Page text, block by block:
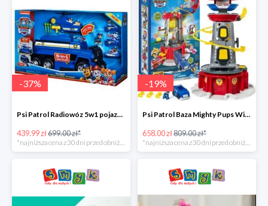
-37%
Psi Patrol Radiowóz 5w1 pojazd ratunkowy z figurką Chase'a -37%
439.99 zł699.00 zł*
-19%
Psi Patrol Baza Mighty Pups Wieża obserwacyjna+pojazd z figurką -19%
658.00 zł809.00 zł*